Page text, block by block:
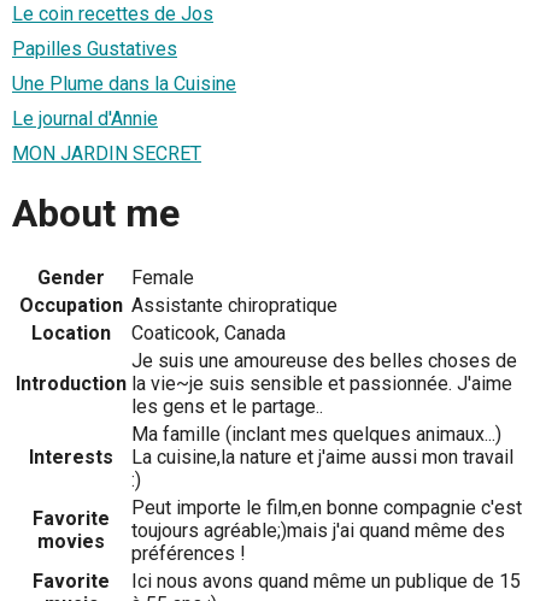
Le coin recettes de Jos
Papilles Gustatives
Une Plume dans la Cuisine
Le journal d'Annie
MON JARDIN SECRET
About me
Gender
Female
Occupation Assistante chiropratique
Location
Coaticook, Canada
Introduction
Je suis une amoureuse des belles choses de
la vie~je suis sensible et passionnée. J'aime
les gens et le partage..
Interests
Ma famille (inclant mes quelques animaux...)
La cuisine,la nature et j'aime aussi mon travail
:)
Favorite
movies
Peut importe le film,en bonne compagnie c'est
toujours agréable;)mais j'ai quand même des
préférences !
Favorite
Ici nous avons quand même un publique de 15